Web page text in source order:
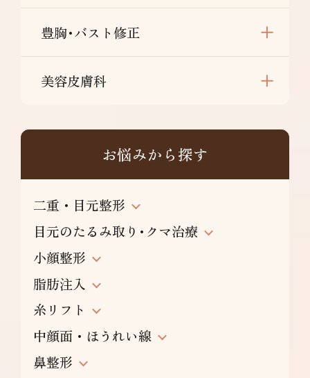
豊胸･バスト修正
美容皮膚科
お悩みから探す
二重・目元整形
目元のたるみ取り･クマ治療
小顔整形
脂肪注入
糸リフト
中顔面・ほうれい線
鼻整形